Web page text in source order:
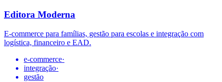
Editora Moderna
E-commerce para famílias, gestão para escolas e integração com
logística, financeiro e EAD.
e-commerce·
integração·
gestão